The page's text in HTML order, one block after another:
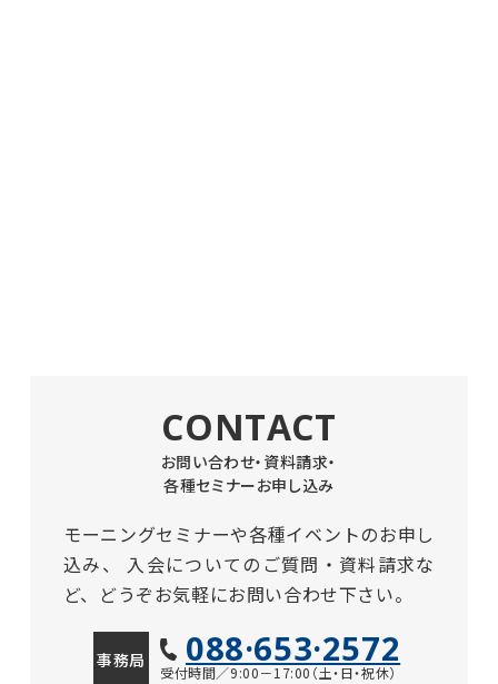
CONTACT
お問い合わせ・資料請求・
各種セミナーお申し込み
モーニングセミナーや各種イベントのお申し
込み、
入会についてのご質問・資料請求な
ど、どうぞお気軽にお問い合わせ下さい。
事務局 088·653·2572
受付時間／9:00－17:00（土・日・祝休）